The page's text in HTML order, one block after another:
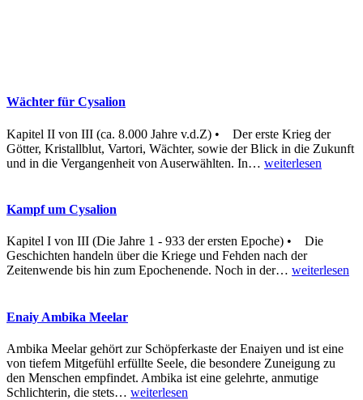
Wächter für Cysalion
Kapitel II von III (ca. 8.000 Jahre v.d.Z) • Der erste Krieg der
Götter, Kristallblut, Vartori, Wächter, sowie der Blick in die Zukunft
und in die Vergangenheit von Auserwählten. In… weiterlesen
Kampf um Cysalion
Kapitel I von III (Die Jahre 1 - 933 der ersten Epoche) • Die
Geschichten handeln über die Kriege und Fehden nach der
Zeitenwende bis hin zum Epochenende. Noch in der… weiterlesen
Enaiy Ambika Meelar
Ambika Meelar gehört zur Schöpferkaste der Enaiyen und ist eine
von tiefem Mitgefühl erfüllte Seele, die besondere Zuneigung zu
den Menschen empfindet. Ambika ist eine gelehrte, anmutige
Schlichterin, die stets… weiterlesen